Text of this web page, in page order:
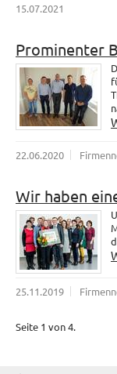
15.07.2021
Prominenter
22.06.2020
Wir haben
25.11.2019
Seite 1 von 4.